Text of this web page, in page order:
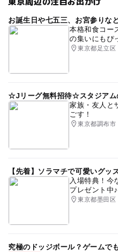
お誕生日や七五三、お宮参りな
本格和食コー
の集いにもぴ
東京都足立区
☆Jリーグ無料招待☆スタジアム
家族・友人と
ごす！
東京都調布市
【先着】ソラマチで可愛いグッ
入場特典！今
プレゼント中♪
東京都墨田区
究極のドッジボール？ゲームで